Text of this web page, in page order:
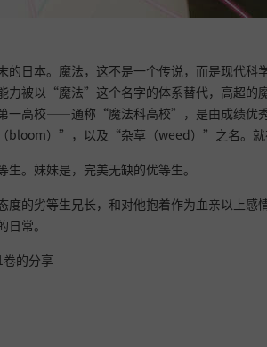
的日本。魔法，这不是一个传说，而是现代
被以“魔法”这个名字的体系替代，高超的
一高校——通称“魔法科高校”，是由成绩
bloom）”，以及“杂草（weed）”之名。就
生。妹妹是，完美无缺的优等生。
度的劣等生兄长，和对他抱着作为血亲以上
常。
的分享